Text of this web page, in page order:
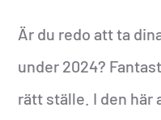
Är du redo att ta
under 2024?
rätt ställe. I den här